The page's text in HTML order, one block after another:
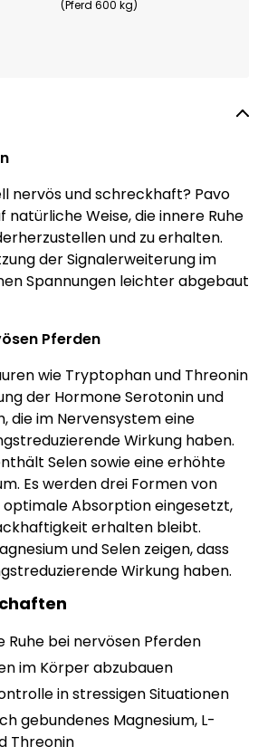
(Pferd 600 kg)
nervös und schreckhaft? Pavo
Weise, die innere Ruhe
und zu erhalten.
der Signalerweiterung im
Spannungen leichter abgebaut
Pferden
wie Tryptophan und Threonin
der Hormone Serotonin und
die im Nervensystem eine
Wirkung haben.
Selen sowie eine erhöhte
Es werden drei Formen von
optimale Absorption eingesetzt,
erhalten bleibt.
und Selen zeigen, dass
Wirkung haben.
Ruhe bei nervösen Pferden
im Körper abzubauen
in stressigen Situationen
gebundenes Magnesium, L-
Threonin